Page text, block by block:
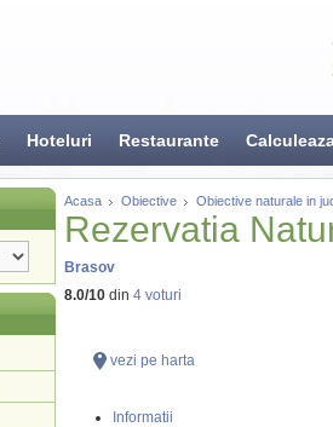
Hoteluri Restaurante
Acasa Obiective Obiective naturale in
Rezervatia
Brasov
8.0/10din 4voturi
vezi pe harta
Informatii